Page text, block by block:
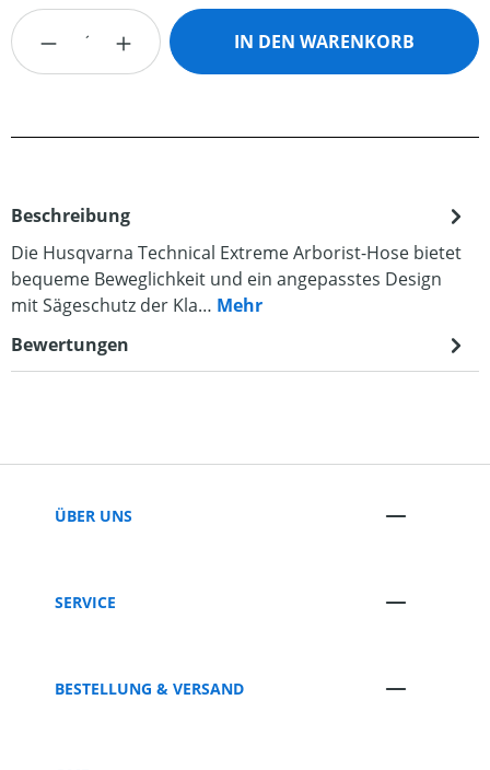
Produkt Anzahl: Gib den gewünschten
IN DEN WARENKORB
Beschreibung
Die Husqvarna Technical Extreme Arborist-Hose bietet
bequeme Beweglichkeit und ein angepasstes Design
mit Sägeschutz der Kla… Mehr
Bewertungen
ÜBER UNS
SERVICE
BESTELLUNG & VERSAND